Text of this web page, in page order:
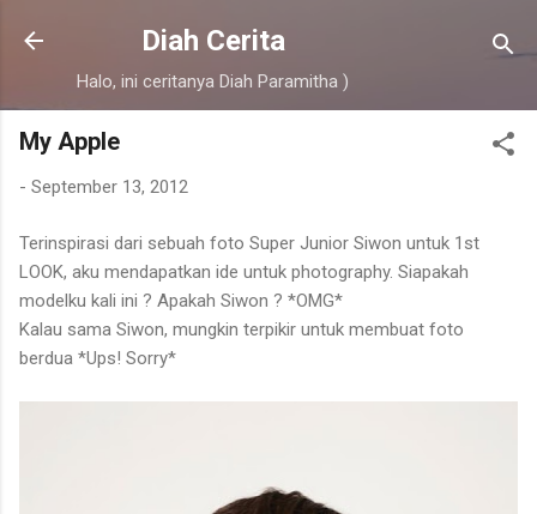
Skip to main content
Diah Cerita
Halo, ini ceritanya Diah Paramitha )
My Apple
- September 13, 2012
Terinspirasi dari sebuah foto Super Junior Siwon untuk 1st
LOOK, aku mendapatkan ide untuk photography. Siapakah
modelku kali ini ? Apakah Siwon ? *OMG*
Kalau sama Siwon, mungkin terpikir untuk membuat foto
berdua *Ups! Sorry*